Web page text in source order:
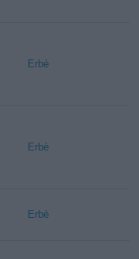
Erbè
Erbè
Erbè